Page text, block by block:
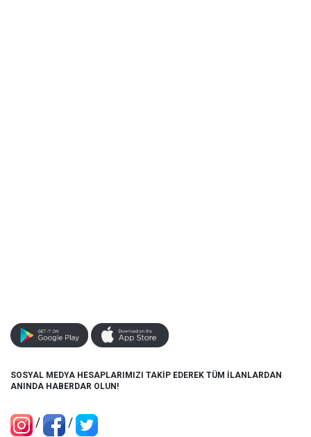
SOSYAL MEDYA HESAPLARIMIZI TAKİP EDEREK TÜM İLANLARDAN
ANINDA HABERDAR OLUN!
/ /